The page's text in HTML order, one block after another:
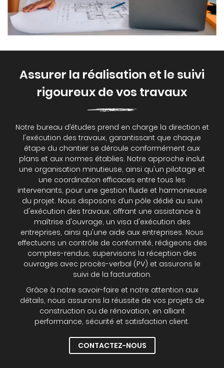
Assurer la réalisation et le suivi
rigoureux de vos travaux
Notre bureau d’études prend en charge la direction et
l'exécution des travaux, garantissant que chaque
étape du chantier se déroule conformément aux
plans et aux normes établies. Notre approche inclut
une organisation minutieuse, ainsi qu'un pilotage et
une coordination efficaces entre tous les
intervenants, pour une gestion fluide et harmonieuse
du projet. Nous disposons d’un pôle dédié au suivi
d'exécution des travaux, offrant une assistance à
maîtrise d'ouvrage, un visa d'exécution des
entreprises, ainsi qu'une aide aux entreprises. Nous
effectuons un contrôle de conformité, rédigeons des
comptes-rendus, supervisons la réception des
ouvrages avec procès-verbal (PV) et assurons le
suivi de la facturation.
Grâce à notre savoir-faire et notre attention aux
détails, nous assurons la réussite de vos projets de
construction ou de rénovation, en alliant
performance, sécurité et satisfaction client.
CONTACTEZ-NOUS